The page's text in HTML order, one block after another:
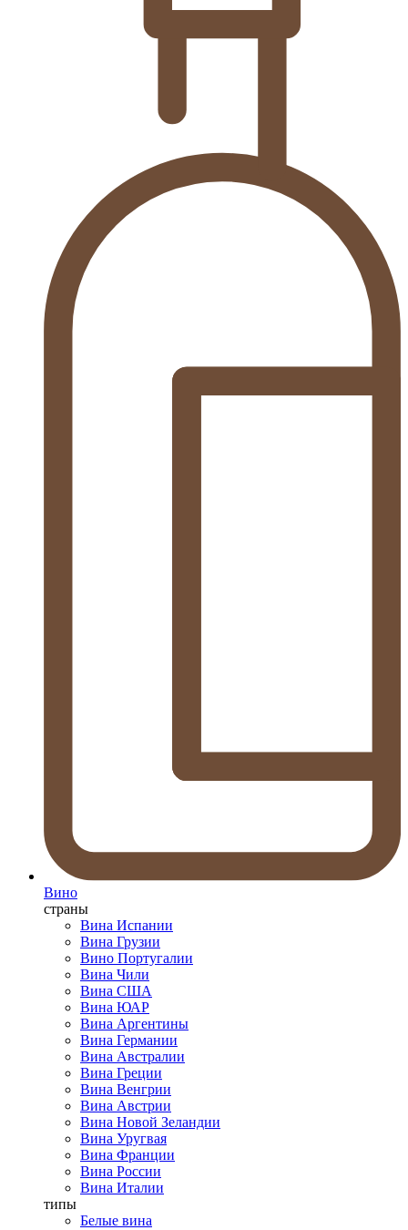
Вино
страны
Вина Испании
Вина Грузии
Вино Португалии
Вина Чили
Вина США
Вина ЮАР
Вина Аргентины
Вина Германии
Вина Австралии
Вина Греции
Вина Венгрии
Вина Австрии
Вина Новой Зеландии
Вина Уругвая
Вина Франции
Вина России
Вина Италии
типы
Белые вина